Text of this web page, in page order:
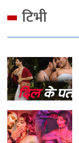
टिभी